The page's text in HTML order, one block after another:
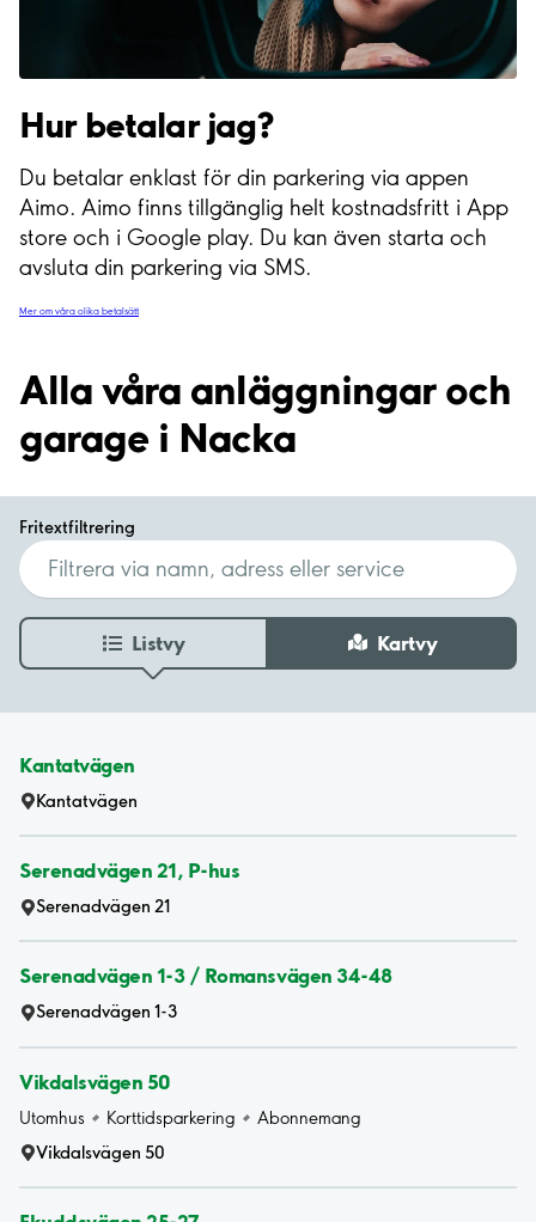
Hur betalar jag?
Du betalar enklast för din parkering via appen
Aimo. Aimo finns tillgänglig helt kostnadsfritt i App
store och i Google play. Du kan även starta och
avsluta din parkering via SMS.
Mer om våra olika betalsätt
Alla våra anläggningar och
garage i Nacka
Fritextfiltrering
Listvy Kartvy
Kantatvägen
Kantatvägen
Serenadvägen 21, P-hus
Serenadvägen 21
Serenadvägen 1-3 / Romansvägen 34-48
Serenadvägen 1-3
Vikdalsvägen 50
Utomhus Korttidsparkering
Abonnemang
Vikdalsvägen 50